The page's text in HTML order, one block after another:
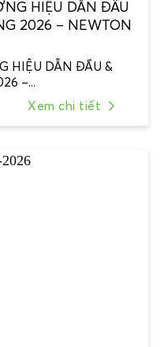
HIỆU DẪN ĐẦU
2026 – NEWTON
HIỆU DẪN ĐẦU &
–...
Xem chi tiết